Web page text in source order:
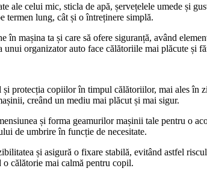
ale celui mic, sticla de apă, șervețelele umede și
termen lung, cât și o întreținere simplă.
în mașina ta și care să ofere siguranță, având
organizator auto face călătoriile mai plăcute și
protecția copiilor în timpul călătoriilor, mai ales
creând un mediu mai plăcut și mai sigur.
și forma geamurilor mașinii tale pentru o
de umbrire în funcție de necesitate.
și asigură o fixare stabilă, evitând astfel
călătorie mai calmă pentru copil.